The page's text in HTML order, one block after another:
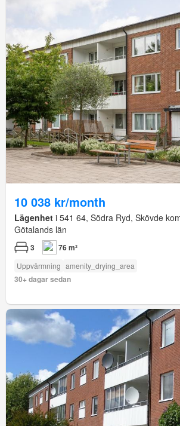
10 038 kr/month
Lägenhet i 541 64, Södra Ryd, Skövde
Götalands län
3 76 m²
Uppvärmning amenity_drying_area
30+ dagar sedan